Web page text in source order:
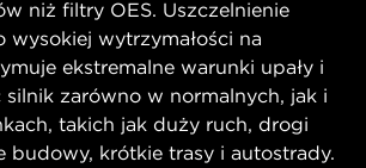
niż filtry OES. Uszczelnienie
wysokiej wytrzymałości na
ekstremalne warunki upały i
silnik zarówno w normalnych, jak i
takich jak duży ruch, drogi
budowy, krótkie trasy i autostrady.